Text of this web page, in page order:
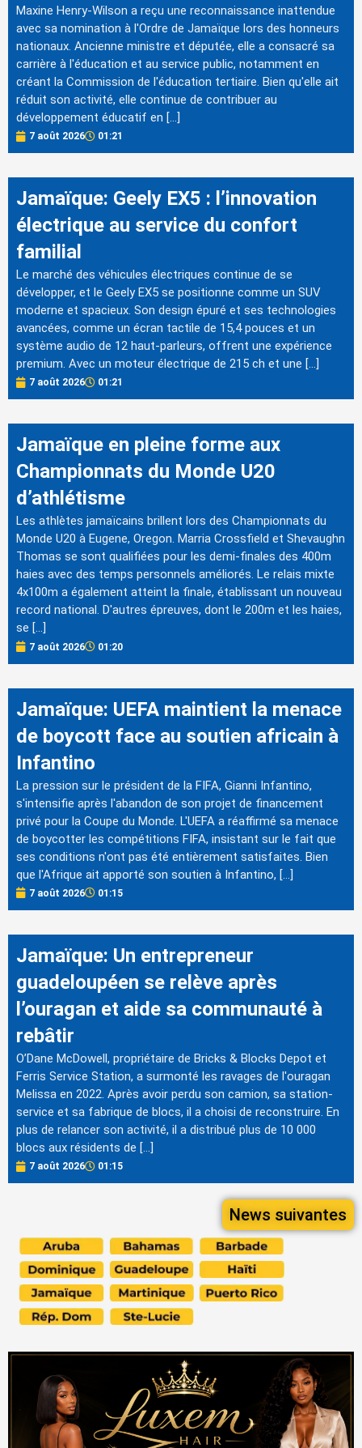
Maxine Henry-Wilson a reçu une reconnaissance inattendue
avec sa nomination à l'Ordre de Jamaïque lors des honneurs
nationaux. Ancienne ministre et députée, elle a consacré sa
carrière à l'éducation et au service public, notamment en
créant la Commission de l'éducation tertiaire. Bien qu'elle ait
réduit son activité, elle continue de contribuer au
développement éducatif en […]
7 août 2026 01:21
Jamaïque: Geely EX5 : l’innovation
électrique au service du confort
familial
Le marché des véhicules électriques continue de se
développer, et le Geely EX5 se positionne comme un SUV
moderne et spacieux. Son design épuré et ses technologies
avancées, comme un écran tactile de 15,4 pouces et un
système audio de 12 haut-parleurs, offrent une expérience
premium. Avec un moteur électrique de 215 ch et une […]
7 août 2026 01:21
Jamaïque en pleine forme aux
Championnats du Monde U20
d’athlétisme
Les athlètes jamaïcains brillent lors des Championnats du
Monde U20 à Eugene, Oregon. Marria Crossfield et Shevaughn
Thomas se sont qualifiées pour les demi-finales des 400m
haies avec des temps personnels améliorés. Le relais mixte
4x100m a également atteint la finale, établissant un nouveau
record national. D'autres épreuves, dont le 200m et les haies,
se […]
7 août 2026 01:20
Jamaïque: UEFA maintient la menace
de boycott face au soutien africain à
Infantino
La pression sur le président de la FIFA, Gianni Infantino,
s'intensifie après l'abandon de son projet de financement
privé pour la Coupe du Monde. L'UEFA a réaffirmé sa menace
de boycotter les compétitions FIFA, insistant sur le fait que
ses conditions n'ont pas été entièrement satisfaites. Bien
que l'Afrique ait apporté son soutien à Infantino, […]
7 août 2026 01:15
Jamaïque: Un entrepreneur
guadeloupéen se relève après
l’ouragan et aide sa communauté à
rebâtir
O’Dane McDowell, propriétaire de Bricks & Blocks Depot et
Ferris Service Station, a surmonté les ravages de l'ouragan
Melissa en 2022. Après avoir perdu son camion, sa station-
service et sa fabrique de blocs, il a choisi de reconstruire. En
plus de relancer son activité, il a distribué plus de 10 000
blocs aux résidents de […]
7 août 2026 01:15
News suivantes